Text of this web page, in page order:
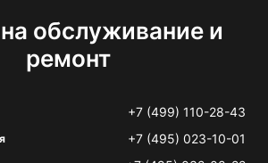
обслуживание и
ремонт
+7 (499) 110-28-43
+7 (495) 023-10-01